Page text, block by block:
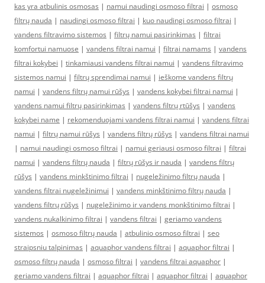
kas yra atbulinis osmosas | namui naudingi osmoso filtrai | osmoso
filtrų nauda | naudingi osmoso filtrai | kuo naudingi osmoso filtrai |
vandens filtravimo sistemos | filtrų namui pasirinkimas | filtrai
komfortui namuose | vandens filtrai namui | filtrai namams | vandens
filtrai kokybei | tinkamiausi vandens filtrai namui | vandens filtravimo
sistemos namui | filtrų sprendimai namui | ieškome vandens filtrų
namui | vandens filtrų namui rūšys | vandens kokybei filtrai namui |
vandens namui filtrų pasirinkimas | vandens filtrų rtūšys | vandens
kokybei name | rekomenduojami vandens filtrai namui | vandens filtrai
namui | filtrų namui rūšys | vandens filtrų rūšys | vandens filtrai namui
| namui naudingi osmoso filtrai | namui geriausi osmoso filtrai | filtrai
namui | vandens filtrų nauda | filtrų rūšys ir nauda | vandens filtrų
rūšys | vandens minkštinimo filtrai | nugeležinimo filtrų nauda |
vandens filtrai nugeležinimui | vandens minkštinimo filtrų nauda |
vandens filtrų rūšys | nugeležinimo ir vandens monkštinimo filtrai |
vandens nukalkinimo filtrai | vandens filtrai | geriamo vandens
sistemos | osmoso filtrų nauda | atbulinio osmoso filtrai | seo
straipsniu talpinimas | aquaphor vandens filtrai | aquaphor filtrai |
osmoso filtrų nauda | osmoso filtrai | vandens filtrai aquaphor |
geriamo vandens filtrai | aquaphor filtrai | aquaphor filtrai | aquaphor